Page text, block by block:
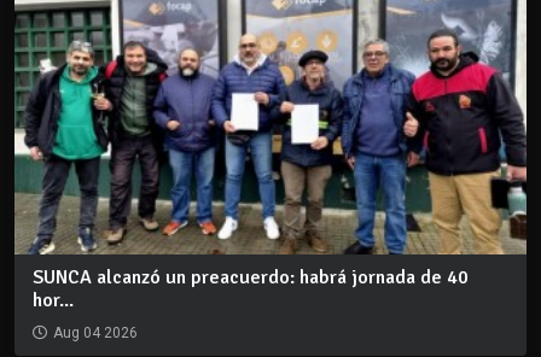
SUNCA alcanzó un preacuerdo: habrá jornada de 40
hor...
Aug 04 2026